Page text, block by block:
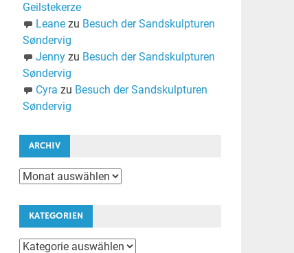
Geilstekerze
Leanezu Besuch der Sandskulpturen
Søndervig
Jennyzu Besuch der Sandskulpturen
Søndervig
Cyra zu Besuch der Sandskulpturen
Søndervig
ARCHIV
Archiv
KATEGORIEN
Kategorien